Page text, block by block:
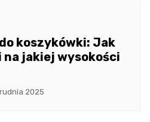
koszykówki: Jak
na jakiej wysokości
2025